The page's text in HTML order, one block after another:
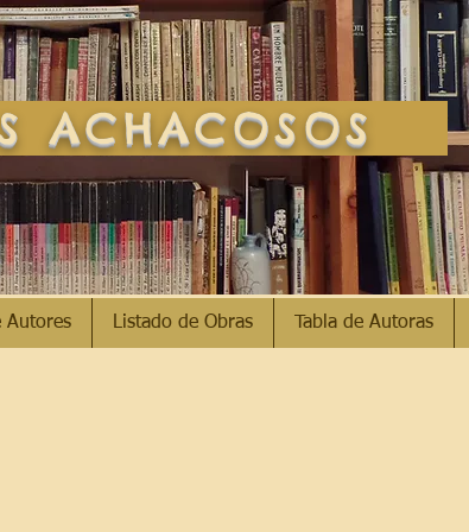
ACHACOSOS
Autores Listado de Obras Tabla de Autoras